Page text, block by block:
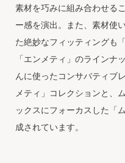
素材を巧みに組み合わせる
ー感を演出。また、素材使
た絶妙なフィッティングも
「エンメティ」のラインナ
んに使ったコンサバティブ
メティ」コレクションと、
ックスにフォーカスした「
成されています。